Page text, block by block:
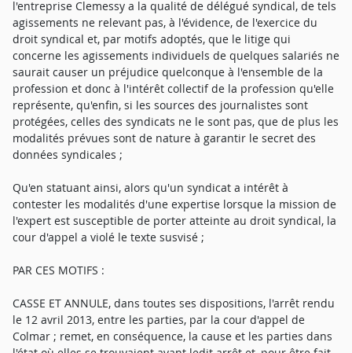
l'entreprise Clemessy a la qualité de délégué syndical, de tels
agissements ne relevant pas, à l'évidence, de l'exercice du
droit syndical et, par motifs adoptés, que le litige qui
concerne les agissements individuels de quelques salariés ne
saurait causer un préjudice quelconque à l'ensemble de la
profession et donc à l'intérêt collectif de la profession qu'elle
représente, qu'enfin, si les sources des journalistes sont
protégées, celles des syndicats ne le sont pas, que de plus les
modalités prévues sont de nature à garantir le secret des
données syndicales ;
Qu'en statuant ainsi, alors qu'un syndicat a intérêt à
contester les modalités d'une expertise lorsque la mission de
l'expert est susceptible de porter atteinte au droit syndical, la
cour d'appel a violé le texte susvisé ;
PAR CES MOTIFS :
CASSE ET ANNULE, dans toutes ses dispositions, l'arrêt rendu
le 12 avril 2013, entre les parties, par la cour d'appel de
Colmar ; remet, en conséquence, la cause et les parties dans